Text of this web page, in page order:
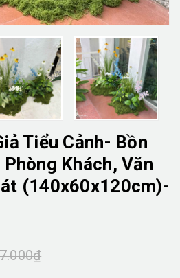
Tiểu Cảnh- Bồn
Khách, Văn
(140x60x120cm)-